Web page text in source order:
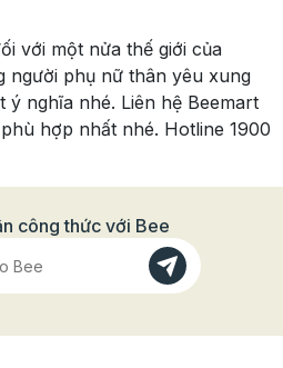
với một nửa thế giới của
người phụ nữ thân yêu xung
ý nghĩa nhé. Liên hệ Beemart
hợp nhất nhé. Hotline 1900
công thức với Bee